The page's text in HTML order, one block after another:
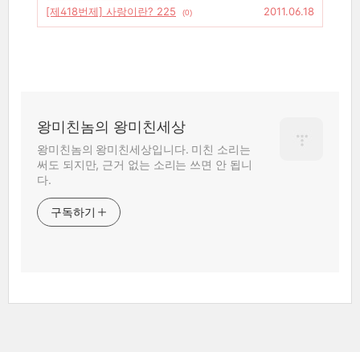
[제418번제] 사랑이란? 225
(0) 2011.06.18
왕미친놈의 왕미친세상
왕미친놈의 왕미친세상입니다. 미친 소리는
써도 되지만, 근거 없는 소리는 쓰면 안 됩니
다.
구독하기